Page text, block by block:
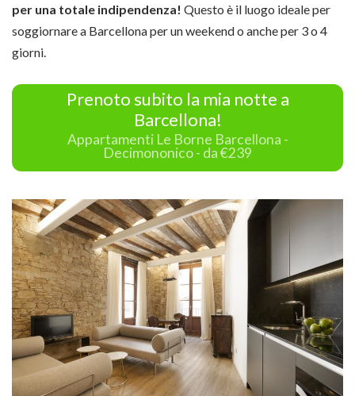
per una totale indipendenza! Questo è il luogo ideale per
soggiornare a Barcellona per un weekend o anche per 3 o 4
giorni.
Prenoto subito la mia notte a
Barcellona!
Appartamenti Le Borne Barcellona -
Decimononico - da €239